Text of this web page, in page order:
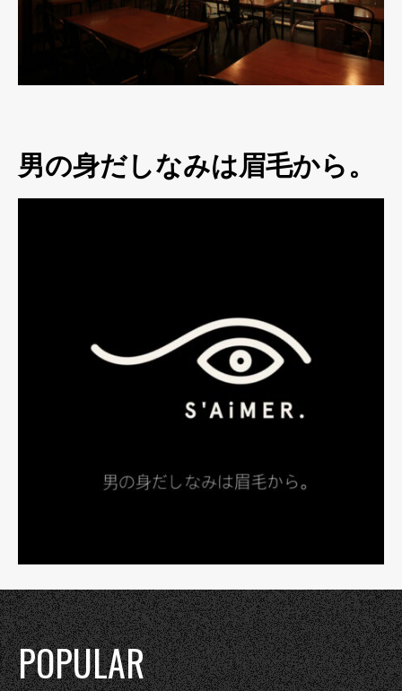
男の身だしなみは眉毛から。
POPULAR